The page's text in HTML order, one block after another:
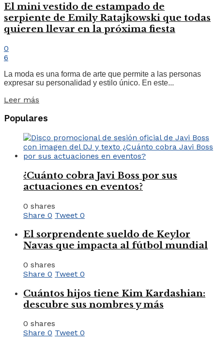
El mini vestido de estampado de
serpiente de Emily Ratajkowski que todas
quieren llevar en la próxima fiesta
0
6
La moda es una forma de arte que permite a las personas
expresar su personalidad y estilo único. En este...
Leer más
Populares
¿Cuánto cobra Javi Boss por sus
actuaciones en eventos?
0 shares
Share 0 Tweet 0
El sorprendente sueldo de Keylor
Navas que impacta al fútbol mundial
0 shares
Share 0 Tweet 0
Cuántos hijos tiene Kim Kardashian:
descubre sus nombres y más
0 shares
Share 0 Tweet 0